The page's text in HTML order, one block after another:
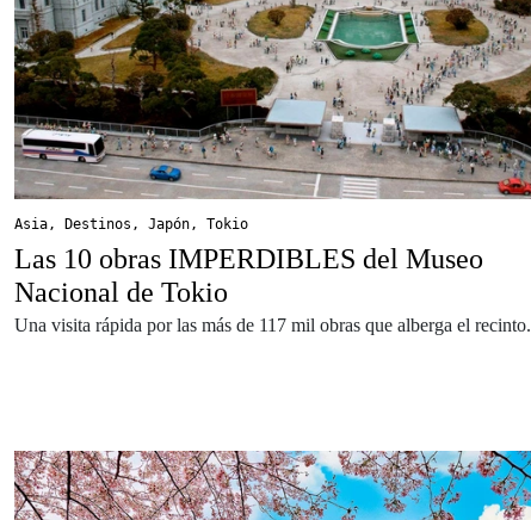
Asia, Destinos , Japón, Tokio
Las 10 obras IMPERDIBLES del Museo
Nacional de Tokio
Una visita rápida por las más de 117 mil obras que alberga el recinto.